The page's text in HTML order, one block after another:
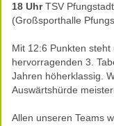
18 UhrTSV
(Großsporthalle
Mit 12:6 Punkten
hervorragenden 3.
Jahren höherklassig.
Auswärtshürde
Allen unseren Teams